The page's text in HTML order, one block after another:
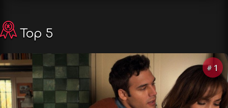
Top 5
# 1